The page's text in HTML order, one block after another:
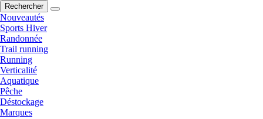
Rechercher
Nouveautés
Sports Hiver
Randonnée
Trail running
Running
Verticalité
Aquatique
Pêche
Déstockage
Marques